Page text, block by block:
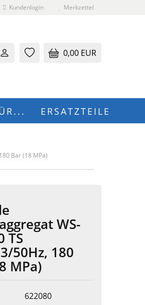
Kundenlogin Merkzettel
0,00 EUR
ERSATZTEILE
Bar (18 MPa)
WS-
TS
50Hz, 180
MPa)
622080